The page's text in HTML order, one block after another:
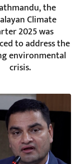
the
Climate
2025 was
to address the
environmental
crisis.